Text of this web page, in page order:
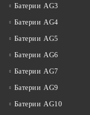
Батерии AG3
Батерии AG4
Батерии AG5
Батерии AG6
Батерии AG7
Батерии AG9
Батерии AG10